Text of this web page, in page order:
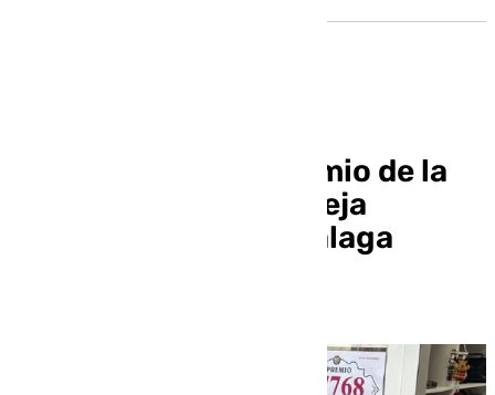
El 77.768, cuarto premio de la
Lotería de Navidad, deja
420.000 euros en Málaga